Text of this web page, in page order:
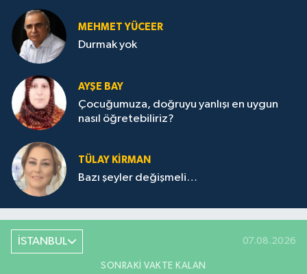
MEHMET YÜCEER
Durmak yok
AYŞE BAY
Çocuğumuza, doğruyu yanlışı en uygun
nasıl öğretebiliriz?
TÜLAY KİRMAN
Bazı şeyler değişmeli…
İSTANBUL 07.08.2026
SONRAKI VAKTE KALAN